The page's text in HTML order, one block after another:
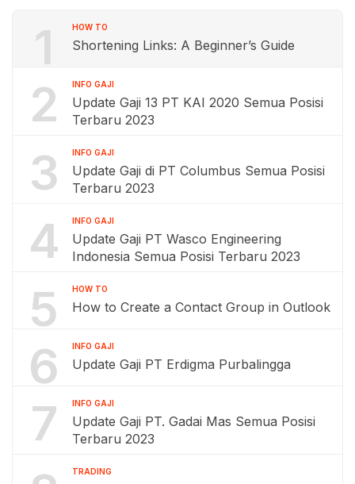
1 HOW TO
Shortening Links: A Beginner’s Guide
2 INFO GAJI
Update Gaji 13 PT KAI 2020 Semua Posisi
Terbaru 2023
3 INFO GAJI
Update Gaji di PT Columbus Semua Posisi
Terbaru 2023
4 INFO GAJI
Update Gaji PT Wasco Engineering
Indonesia Semua Posisi Terbaru 2023
5 HOW TO
How to Create a Contact Group in Outlook
6 INFO GAJI
Update Gaji PT Erdigma Purbalingga
7 INFO GAJI
Update Gaji PT. Gadai Mas Semua Posisi
Terbaru 2023
TRADING